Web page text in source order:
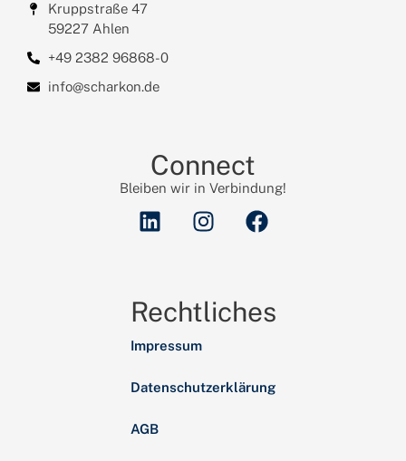
Kruppstraße 47
59227 Ahlen
+49 2382 96868-0
info@scharkon.de
Connect
Bleiben wir in Verbindung!
Rechtliches
Impressum
Datenschutzerklärung
AGB